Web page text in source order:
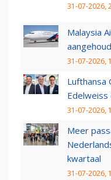
31-07-2026,
Malaysia
31-07-2026,
Lufthansa
Edelweiss
31-07-2026,
Meer
kwartaal
31-07-2026,